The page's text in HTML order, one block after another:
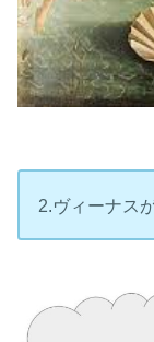
2.ヴィーナス